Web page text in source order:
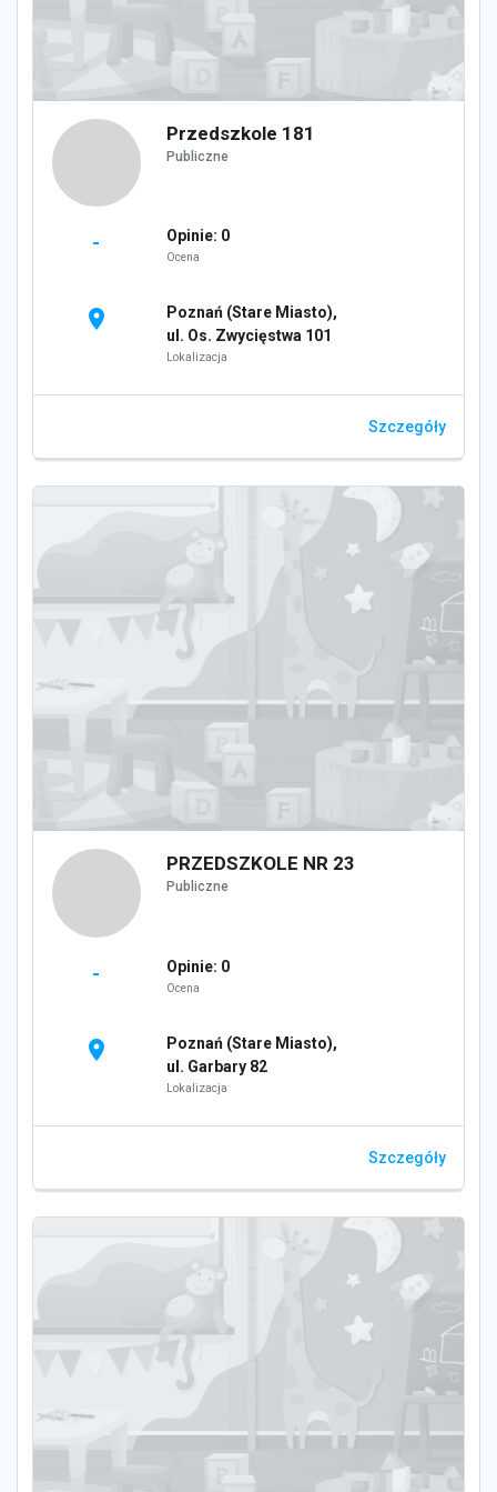
Przedszkole 181
Publiczne
- Opinie: 0
Ocena
location_on
Poznań (Stare Miasto),
ul. Os. Zwycięstwa 101
Lokalizacja
Szczegóły
PRZEDSZKOLE NR 23
Publiczne
- Opinie: 0
Ocena
location_on
Poznań (Stare Miasto),
ul. Garbary 82
Lokalizacja
Szczegóły